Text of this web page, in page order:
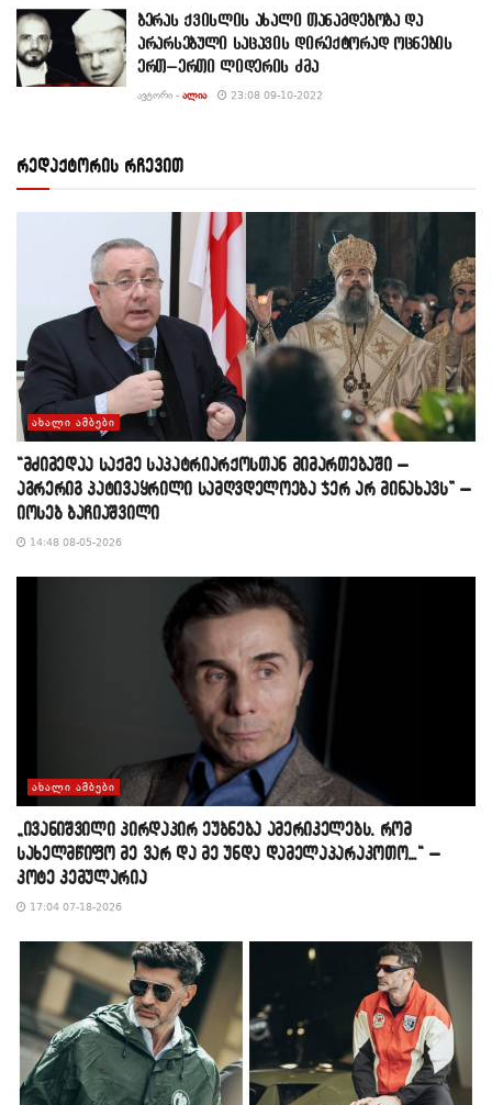
ბერას ქვისლის ახალი თანამდებობა და
არარსებული საცავის დირექტორად ოცნების
ერთ–ერთი ლიდერის ძმა
ᲐᲕᲢᲝᲠᲘ - ᲐᲚᲘᲐ 23:08 09-10-2022
რედაქტორის რჩევით
ᲐᲮᲐᲚᲘ ᲐᲛᲑᲔᲑᲘ
“მძიმედაა საქმე საპატრიარქოსთან მიმართებაში –
აგრერიგ პატივაყრილი სამღვდელოება ჯერ არ მინახავს” –
იოსებ ბაჩიაშვილი
14:48 08-05-2026
ᲐᲮᲐᲚᲘ ᲐᲛᲑᲔᲑᲘ
„ივანიშვილი პირდაპირ ეუბნება ამერიკელებს, რომ
სახელმწიფო მე ვარ და მე უნდა დამელაპარაკოთო…“ –
კოტე კემულარია
17:04 07-18-2026